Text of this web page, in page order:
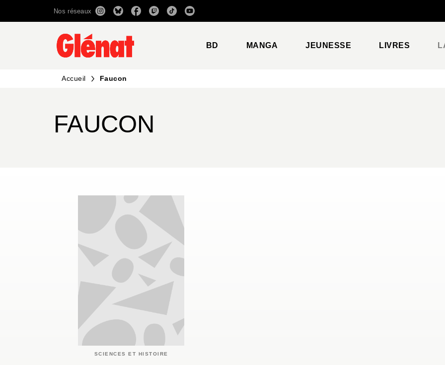
RECHERCHE CONTENU
Nos réseaux
BD MANGA JEUNESSE LIVRES
Accueil Faucon
FAUCON
SCIENCES ET HISTOIRE